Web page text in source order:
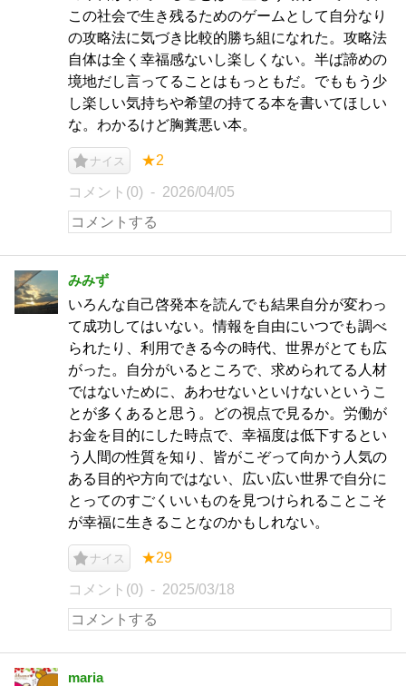
この社会で生き残るためのゲームとして自分なり
の攻略法に気づき比較的勝ち組になれた。攻略法
自体は全く幸福感ないし楽しくない。半ば諦めの
境地だし言ってることはもっともだ。でももう少
し楽しい気持ちや希望の持てる本を書いてほしい
な。わかるけど胸糞悪い本。
ナイス ★2
コメント(0) 2026/04/05
みみず
いろんな自己啓発本を読んでも結果自分が変わっ
て成功してはいない。情報を自由にいつでも調べ
られたり、利用できる今の時代、世界がとても広
がった。自分がいるところで、求められてる人材
ではないために、あわせないといけないというこ
とが多くあると思う。どの視点で見るか。労働が
お金を目的にした時点で、幸福度は低下するとい
う人間の性質を知り、皆がこぞって向かう人気の
ある目的や方向ではない、広い広い世界で自分に
とってのすごくいいものを見つけられることこそ
が幸福に生きることなのかもしれない。
ナイス ★29
コメント(0) 2025/03/18
maria